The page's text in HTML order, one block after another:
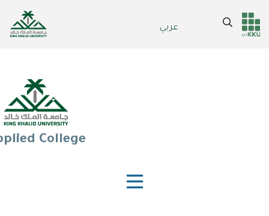
عربي
Header
Main Menu
Search
College